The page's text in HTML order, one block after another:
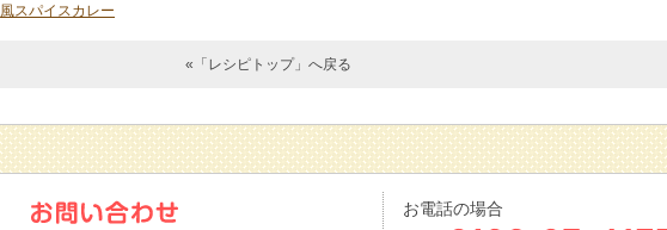
風スパイスカレー
«「レシピトップ」へ戻る
お電話の場合